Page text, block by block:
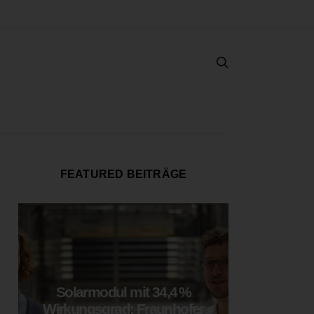
FEATURED BEITRÄGE
Solarmodul mit 34,4 %
Wirkungsgrad: Fraunhofer